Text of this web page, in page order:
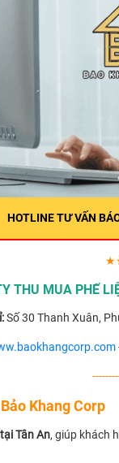
HOTLINE TƯ VẤN
THU MUA PHẾ
Số 30 Thanh Xuân,
Khang Corp
Tân An, giúp khách